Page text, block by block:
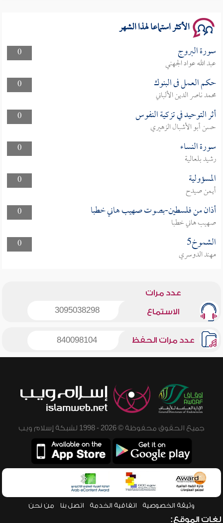
الأكثر استماعا لهذا الشهر
0 سورة البروج
عبد الله عواد الجهني
0
حكم العمل فى البنوك
محمد ناصر الدين الألباني
0
أثر التوحيد في تزكية النفوس
حسن أبو الأشبال الزهيري
0
سورة النساء
رشيد بلعالية
0
المسؤولية
أيمن صيدح
0
أذان من فلسطين-بصوت صهيب هاني خطبا
صهيب هاني خطبا
0
الشموخ5
مهند الدوسري
عدد مرات
الاستماع 3095038298
عدد مرات الحفظ 840098104
جميع الحقوق محفوظة © 2026 - 1998 لشبكة إسلام ويب
وثيقة الخصوصية اتفاقية الخدمة اتصل بنا من نحن
لغات الموقع: